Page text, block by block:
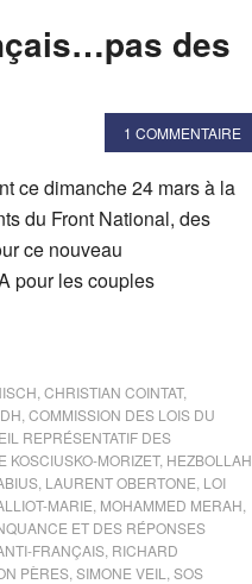
des
1 COMMENTAIRE
ce dimanche 24 mars à la
du Front National, des
ce nouveau
pour les couples
CHRISTIAN COINTAT,
COMMISSION DES LOIS DU
REPRÉSENTATIF DES
KOSCIUSKO-MORIZET, HEZBOLLAH
LAURENT OBERTONE LOI
MARIE MOHAMMED MERAH
ET DES RÉPONSES
FRANÇAIS RICHARD
PÈRES SIMONE VEIL
SOS